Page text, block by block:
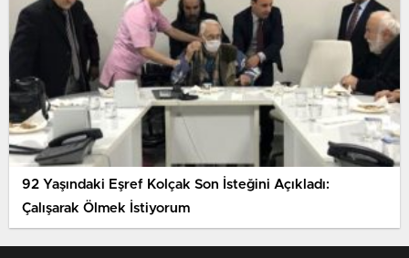
92 Yaşındaki Eşref Kolçak Son İsteğini Açıkladı:
Çalışarak Ölmek İstiyorum